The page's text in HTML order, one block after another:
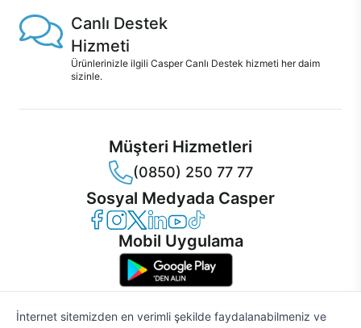
Canlı Destek
Hizmeti
Ürünlerinizle ilgili Casper Canlı Destek hizmeti her daim
sizinle.
Müşteri Hizmetleri
(0850) 250 77 77
Sosyal Medyada Casper
Casper Facebook
Casper Instagram
Casper Twitter
Casper LinkedIn
Casper YouTube
Casper TikTok
Mobil Uygulama
İnternet sitemizden en verimli şekilde faydalanabilmeniz ve